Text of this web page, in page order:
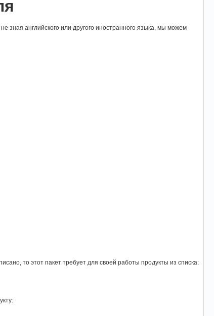
зная английского или другого иностранного языка, мы можем
то этот пакет требует для своей работы продукты из списка: